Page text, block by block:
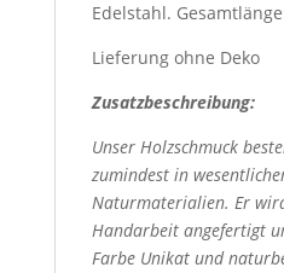
Edelstahl.
Lieferung ohne Deko
Zusatzbeschreibung:
Unser Holzschmuck
zumindest in
Naturmaterialien. Er
Handarbeit angefertigt
Farbe Unikat und